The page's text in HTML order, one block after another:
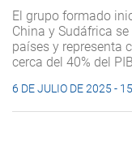
El grupo formado
China y Sudáfrica
países y representa
cerca del 40% del
6 DE JULIO DE 2025 -